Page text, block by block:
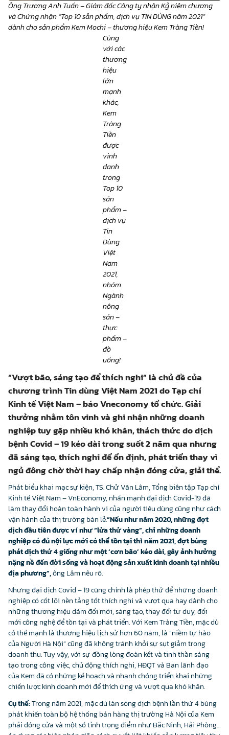
Ông Trương Anh Tuấn – Giám đốc Công ty nhận Kỷ niệm chương
và Chứng nhận “Top 10 sản phẩm, dịch vụ TIN DÙNG năm 2021”
dành cho sản phẩm Kem Mochi – thương hiệu Kem Tràng Tiền!
Cùng
với các
thương
hiệu
lớn
mạnh
khác,
Kem
Tràng
Tiền
được
vinh
danh
trong
Top 10
sản
phẩm –
dịch vụ
Tin
Dùng
Việt
Nam
2021,
nhóm
Ngành
nông
sản –
thực
phẩm –
đồ
uống!
“Vượt bão, sáng tạo để thích nghi”là chủ đề của
chương trình Tin dùng Việt Nam 2021 do Tạp chí
Kinh tế Việt Nam – báo Vneconomy tổ chức. Giải
thưởng nhằm tôn vinh và ghi nhận những doanh
nghiệp tuy gặp nhiều khó khăn, thách thức do dịch
bệnh Covid – 19 kéo dài trong suốt 2 năm qua nhưng
đã sáng tạo, thích nghi để ổn định, phát triển thay vì
ngủ đông chờ thời hay chấp nhận đóng cửa, giải thể.
Phát biểu khai mạc sự kiện, TS. Chử Văn Lâm, Tổng biên tập Tạp chí
Kinh tế Việt Nam – VnEconomy, nhấn mạnh đại dịch Covid-19 đã
làm thay đổi hoàn toàn hành vi của người tiêu dùng cũng như cách
vận hành của thị trường bán lẻ.“Nếu như năm 2020, những đợt
dịch đầu tiên được ví như “lửa thử vàng”, chỉ những doanh
nghiệp có đủ nội lực mới có thể tồn tại thì năm 2021, đợt bùng
phát dịch thứ 4 giống như một ‘cơn bão’ kéo dài, gây ảnh hưởng
nặng nề đến đời sống và hoạt động sản xuất kinh doanh tại nhiều
địa phương”,ông Lâm nêu rõ.
Nhưng đại dịch Covid – 19 cũng chính là phép thử để những doanh
nghiệp có cốt lõi nền tảng tốt thích nghi và vượt qua hay dành cho
những thương hiệu dám đổi mới, sáng tạo, thay đổi tư duy, đổi
mới công nghệ để tồn tại và phát triển. Với Kem Tràng Tiền, mặc dù
có thế mạnh là thương hiệu lịch sử hơn 60 năm, là “niềm tự hào
của Người Hà Nội” cũng đã không tránh khỏi sự sụt giảm trong
doanh thu. Tuy vậy, với sự đồng lòng đoàn kết và tinh thần sáng
tạo trong công việc, chủ động thích nghi, HĐQT và Ban lãnh đạo
của Kem đã có những kế hoạch và nhanh chóng triển khai những
chiến lược kinh doanh mới để thích ứng và vượt qua khó khăn.
Cụ thể:Trong năm 2021, mặc dù làn sóng dịch bệnh lần thứ 4 bùng
phát khiến toàn bộ hệ thống bán hàng thị trường Hà Nội của Kem
phải đóng cửa và một số tỉnh trọng điểm như Bắc Ninh, Hải Phòng…